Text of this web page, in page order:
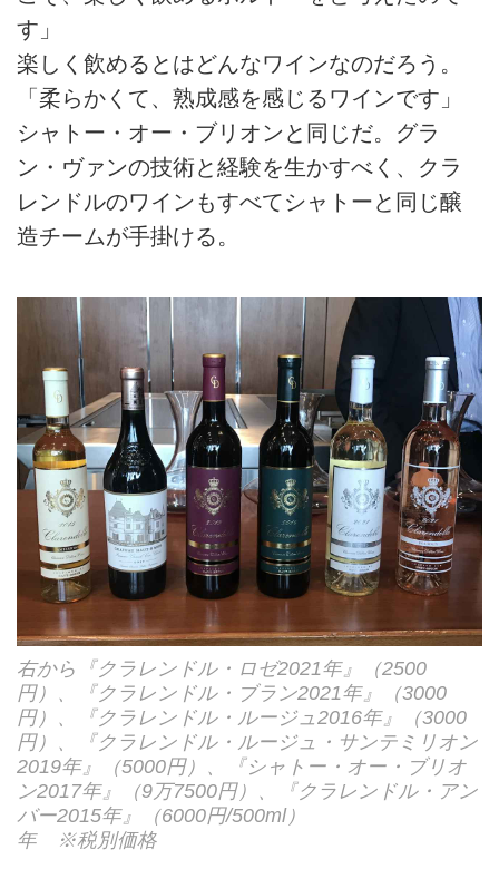
す」
楽しく飲めるとはどんなワインなのだろう。
「柔らかくて、熟成感を感じるワインです」
シャトー・オー・ブリオンと同じだ。グラ
ン・ヴァンの技術と経験を生かすべく、クラ
レンドルのワインもすべてシャトーと同じ醸
造チームが手掛ける。
右から『クラレンドル・ロゼ2021年』（2500
円）、『クラレンドル・ブラン2021年』（3000
円）、『クラレンドル・ルージュ2016年』（3000
円）、『クラレンドル・ルージュ・サンテミリオン
2019年』（5000円）、『シャトー・オー・ブリオ
ン2017年』（9万7500円）、『クラレンドル・アン
バー2015年』（6000円/500ml）
年 ※税別価格